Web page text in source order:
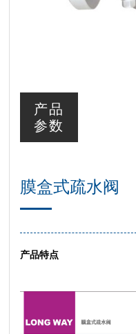
产品
参数
膜盒式疏水阀
产品特点